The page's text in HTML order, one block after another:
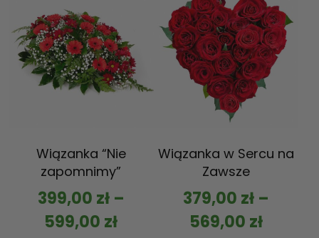
Wiązanka “Nie
zapomnimy”
399,00 zł–
599,00 zł
Wiązanka w Sercu na
Zawsze
379,00 zł–
569,00 zł